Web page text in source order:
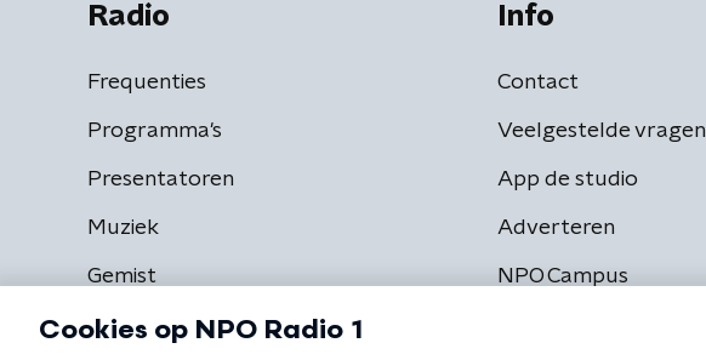
Radio
Frequenties
Programma's
Presentatoren
Muziek
Gemist
Info
Contact
Veelgestelde vragen
App de studio
Adverteren
NPO Campus